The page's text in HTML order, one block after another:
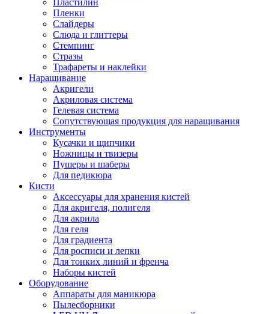
Пластилин
Пленки
Слайдеры
Слюда и глиттеры
Стемпинг
Стразы
Трафареты и наклейки
Наращивание
Акригели
Акриловая система
Гелевая система
Сопутствующая продукция для наращивания
Инструменты
Кусачки и щипчики
Ножницы и твизеры
Пушеры и шаберы
Для педикюра
Кисти
Аксессуары для хранения кистей
Для акригеля, полигеля
Для акрила
Для геля
Для градиента
Для росписи и лепки
Для тонких линий и френча
Наборы кистей
Оборудование
Аппараты для маникюра
Пылесборники